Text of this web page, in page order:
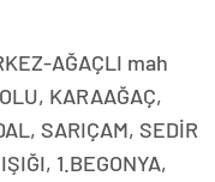
AĞAÇLI mah
KARAAĞAÇ,
SARIÇAM, SEDİR
1.BEGONYA,